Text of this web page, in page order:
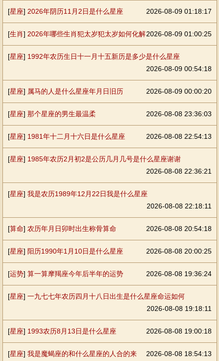
[星座] 2026年阴历11月2日是什么星座 2026-08-09 01:18:17
[生肖] 2026年哪些生肖犯太岁犯太岁如何化解2026-08-09 01:00:25
[星座] 1992年农历生日十一月十五新历是多少是什么星座
2026-08-09 00:54:18
[星座] 属马的人是什么星座年月日旧历 2026-08-09 00:00:20
[星座] 那个星座的男生最温柔 2026-08-08 23:36:03
[星座] 1981年十二月十六日是什么星座 2026-08-08 22:54:13
[星座] 1985年农历2月初2是公历几月几号是什么星座谢谢
2026-08-08 22:36:21
[星座] 我是农历1989年12月22日我是什么星座
2026-08-08 22:18:11
[算命] 农历年月日卯时出生称骨算命 2026-08-08 20:54:18
[星座] 阳历1990年1月10日是什么星座 2026-08-08 20:00:25
[运势] 算一算摩羯座今年后半年的运势 2026-08-08 19:36:24
[星座] 一九七七年农历四月十八日出生是什么星座命运如何
2026-08-08 19:18:11
[星座] 1993农历8月13日是什么星座 2026-08-08 19:00:18
[星座] 我是魔蝎座的和什么星座的人合的来 2026-08-08 18:54:13